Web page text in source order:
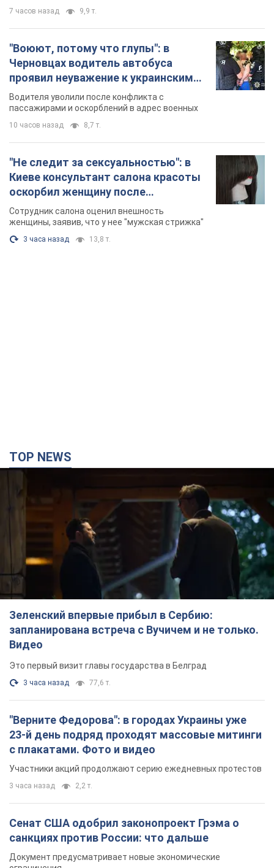
7 часов назад 9,9 т.
"Воюют, потому что глупы": в
Черновцах водитель автобуса
проявил неуважение к украинским
военным и поплатился за это.
Видео
Водителя уволили после конфликта с
пассажирами и оскорблений в адрес военных
10 часов назад 8,7 т.
"Не следит за сексуальностью": в
Киеве консультант салона красоты
оскорбил женщину после
химиотерапии, разгорелся скандал.
Фото
Сотрудник салона оценил внешность
женщины, заявив, что у нее "мужская стрижка"
3 часа назад 13,8 т.
TOP NEWS
Зеленский впервые прибыл в Сербию:
запланирована встреча с Вучичем и не только.
Видео
Это первый визит главы государства в Белград
3 часа назад 77,6 т.
"Верните Федорова": в городах Украины уже
23-й день подряд проходят массовые митинги
с плакатами. Фото и видео
Участники акций продолжают серию ежедневных протестов
3 часа назад 2,2 т.
Сенат США одобрил законопроект Грэма о
санкциях против России: что дальше
Документ предусматривает новые экономические